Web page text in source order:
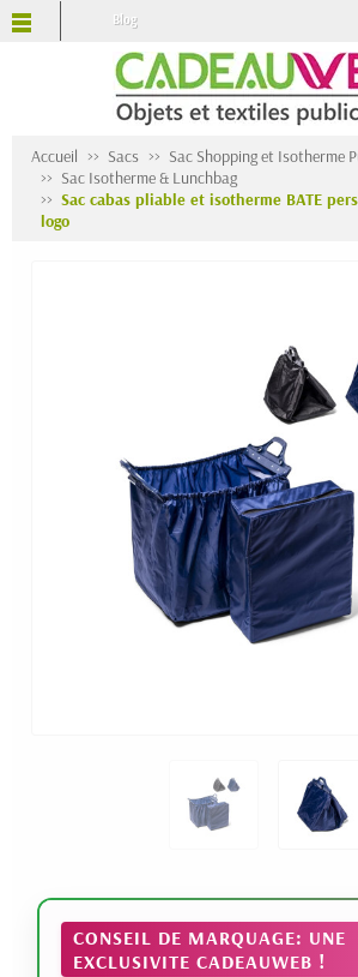
Blog
Accueil Sacs
Sac Shopping et Isotherme
Sac Isotherme & Lunchbag
Sac cabas pliable et isotherme BATE
logo
CONSEIL DE MARQUAGE: UNE
EXCLUSIVITE CADEAUWEB !